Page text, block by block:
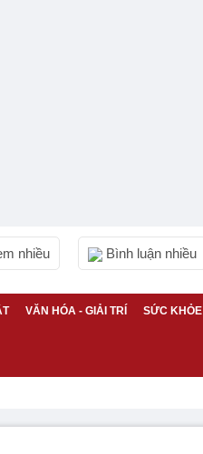
nhiều Bình luận nhiều
VĂN HÓA - GIẢI TRÍ SỨC KHỎE